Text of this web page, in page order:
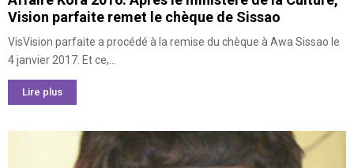
Vision parfaite remet le chèque de Sissao
VisVision parfaite a procédé à la remise du chèque à Awa Sissao le
4 janvier 2017. Et ce,...
Lire plus